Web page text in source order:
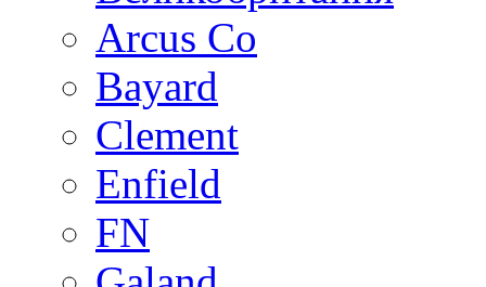
Arcus Co
Bayard
Clement
Enfield
FN